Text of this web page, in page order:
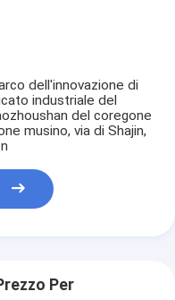
dell'innovazione di
industriale del
del coregone
musino, via di Shajin,
Per